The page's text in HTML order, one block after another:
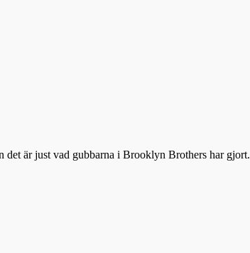
det är just vad gubbarna i Brooklyn Brothers har gjort.